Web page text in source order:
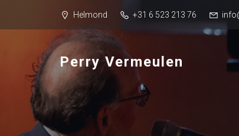
Helmond +31 6 523 213 76
Perry Vermeulen